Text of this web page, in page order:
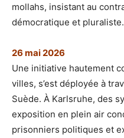
mollahs, insistant au
démocratique et pluraliste.
26 mai 2026
Une initiative hautement
villes, s’est déployée à
Suède. À Karlsruhe, des
exposition en plein air
prisonniers politiques et